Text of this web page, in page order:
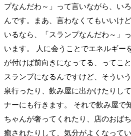
プなんだわ～」って言いながら、い
んです。まあ、言わなくてもいいけ
いるなら、「スランプなんだわ～」
います。 人に会うことでエネルギー
が付けば前向きになってる、ってこ
スランプになるんですけど、そうい
泉行ったり、飲み屋に出かけたりし
ナーにも行きます。 それで飲み屋で
ちゃんが奢ってくれたり、店のおば
癒されたりして、気分がよくなって